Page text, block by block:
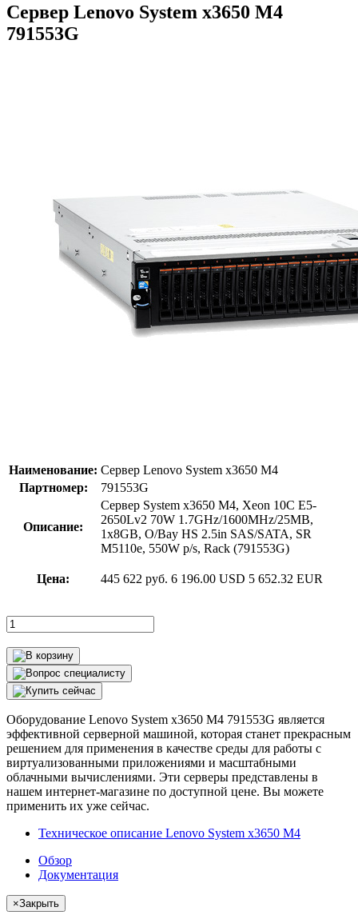
Сервер Lenovo System x3650 M4
791553G
Наименование: Сервер Lenovo System x3650 M4
Партномер:
791553G
Описание:
Сервер System x3650 M4, Xeon 10C E5-
2650Lv2 70W 1.7GHz/1600MHz/25MB,
1x8GB, O/Bay HS 2.5in SAS/SATA, SR
M5110e, 550W p/s, Rack (791553G)
Цена: 445 622 руб. 6 196.00 USD 5 652.32 EUR
Оборудование Lenovo System x3650 M4 791553G является
эффективной серверной машиной, которая станет прекрасным
решением для применения в качестве среды для работы с
виртуализованными приложениями и масштабными
облачными вычислениями. Эти серверы представлены в
нашем интернет-магазине по доступной цене. Вы можете
применить их уже сейчас.
Техническое описание Lenovo System x3650 M4
Обзор
Документация
×Закрыть